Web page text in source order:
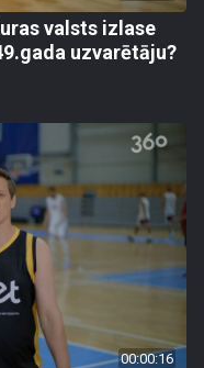
valsts izlase
uzvarētāju?
00:00:16